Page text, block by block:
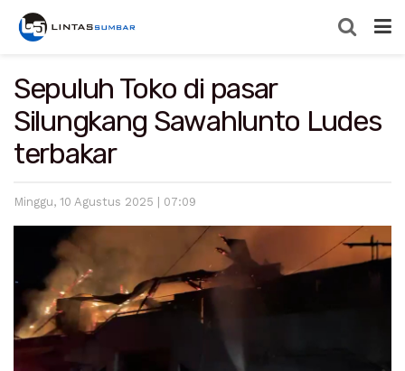
Sepuluh Toko di pasar
Silungkang Sawahlunto Ludes
terbakar
Minggu, 10 Agustus 2025 | 07:09